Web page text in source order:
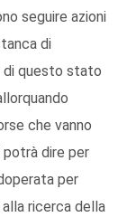
seguire azioni
di
di questo stato
che vanno
potrà dire per
per
ricerca della